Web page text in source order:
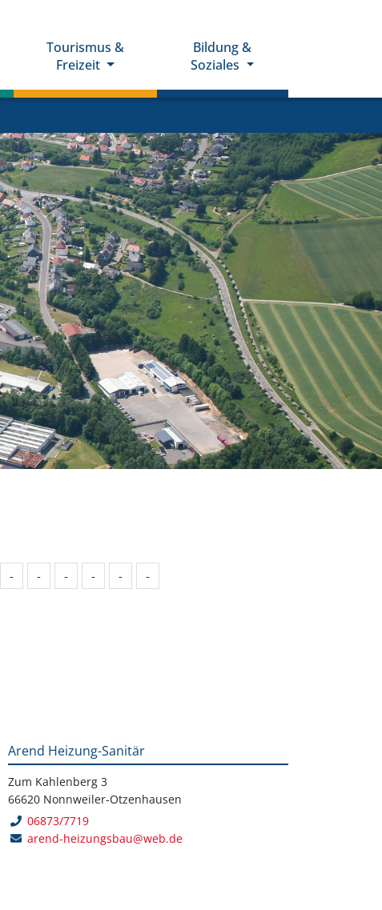
Tourismus &
Freizeit
Bildung &
Soziales
- - - - - -
Arend Heizung-Sanitär
Zum Kahlenberg 3
66620 Nonnweiler-Otzenhausen
06873/7719
arend-heizungsbau@web.de